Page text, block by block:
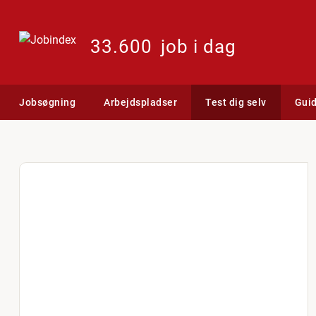
33.600 job i dag
Jobsøgning Arbejdspladser Test dig selv